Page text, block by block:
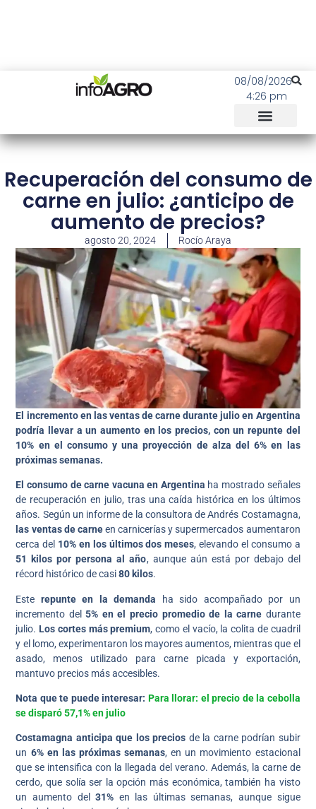
08/08/2026
4:26 pm
Recuperación del consumo de
carne en julio: ¿anticipo de
aumento de precios?
agosto 20, 2024 Rocío Araya
El incremento en las ventas de carne durante julio en Argentina
podría llevar a un aumento en los precios, con un repunte del
10% en el consumo y una proyección de alza del 6% en las
próximas semanas.
El consumo de carne vacuna en Argentina ha mostrado señales
de recuperación en julio, tras una caída histórica en los últimos
años. Según un informe de la consultora de Andrés Costamagna,
las ventas de carneen carnicerías y supermercados aumentaron
cerca del 10% en los últimos dos meses, elevando el consumo a
51 kilos por persona al año, aunque aún está por debajo del
récord histórico de casi80 kilos.
Este repunte en la demanda ha sido acompañado por un
incremento del5% en el precio promedio de la carne durante
julio. Los cortes más premium, como el vacío, la colita de cuadril
y el lomo, experimentaron los mayores aumentos, mientras que el
asado, menos utilizado para carne picada y exportación,
mantuvo precios más accesibles.
Nota que te puede interesar: Para llorar: el precio de la cebolla
se disparó 57,1% en julio
Costamagna anticipa que los precios de la carne podrían subir
un 6% en las próximas semanas, en un movimiento estacional
que se intensifica con la llegada del verano. Además, la carne de
cerdo, que solía ser la opción más económica, también ha visto
un aumento del31% en las últimas semanas, aunque sigue